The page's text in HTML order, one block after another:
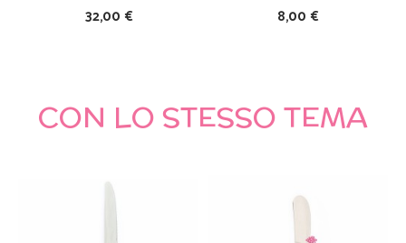
32,00 € 8,00 €
CON LO STESSO TEMA